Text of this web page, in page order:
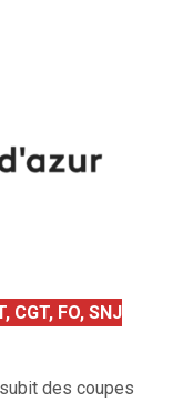
CGT, FO, SNJ
des coupes